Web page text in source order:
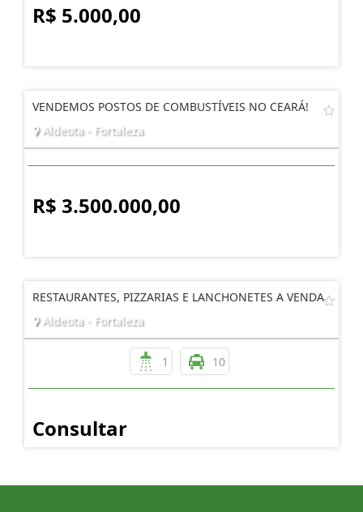
R$ 5.000,00
VENDEMOS POSTOS DE COMBUSTÍVEIS NO CEARÁ!
Aldeota - Fortaleza
R$ 3.500.000,00
RESTAURANTES, PIZZARIAS E LANCHONETES A VENDA
Aldeota - Fortaleza
1 10
Consultar